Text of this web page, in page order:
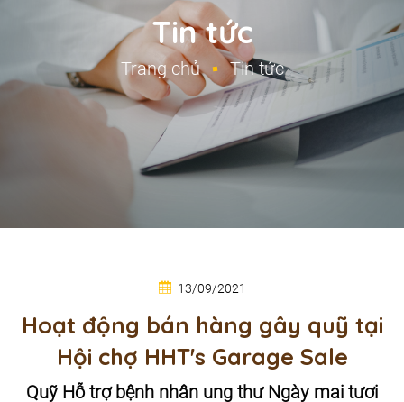
Tin tức
Trang chủ Tin tức
13/09/2021
Hoạt động bán hàng gây quỹ tại
Hội chợ HHT's Garage Sale
Quỹ Hỗ trợ bệnh nhân ung thư Ngày mai tươi